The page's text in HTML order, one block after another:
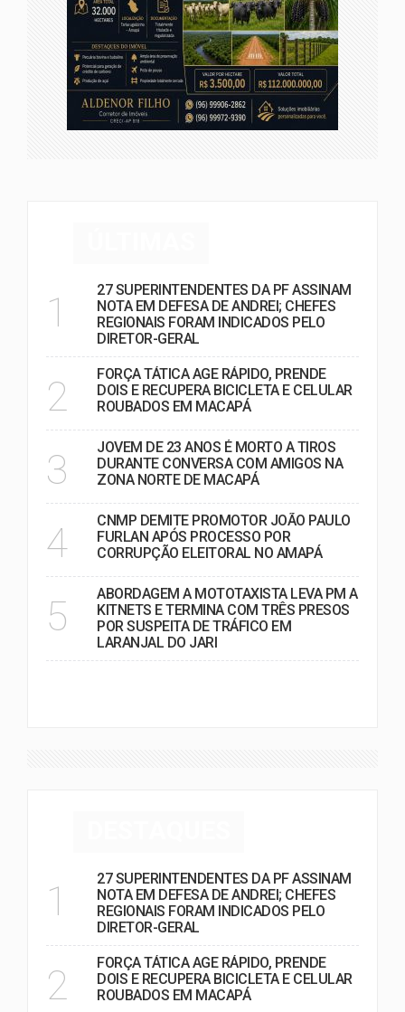
1
27 SUPERINTENDENTES DA PF ASSINAM
NOTA EM DEFESA DE ANDREI; CHEFES
REGIONAIS FORAM INDICADOS PELO
DIRETOR-GERAL
2
FORÇA TÁTICA AGE RÁPIDO, PRENDE
DOIS E RECUPERA BICICLETA E CELULAR
ROUBADOS EM MACAPÁ
3
JOVEM DE 23 ANOS É MORTO A TIROS
DURANTE CONVERSA COM AMIGOS NA
ZONA NORTE DE MACAPÁ
4
CNMP DEMITE PROMOTOR JOÃO PAULO
FURLAN APÓS PROCESSO POR
CORRUPÇÃO ELEITORAL NO AMAPÁ
5
ABORDAGEM A MOTOTAXISTA LEVA PM A
KITNETS E TERMINA COM TRÊS PRESOS
POR SUSPEITA DE TRÁFICO EM
LARANJAL DO JARI
1
27 SUPERINTENDENTES DA PF ASSINAM
NOTA EM DEFESA DE ANDREI; CHEFES
REGIONAIS FORAM INDICADOS PELO
DIRETOR-GERAL
2
FORÇA TÁTICA AGE RÁPIDO, PRENDE
DOIS E RECUPERA BICICLETA E CELULAR
ROUBADOS EM MACAPÁ